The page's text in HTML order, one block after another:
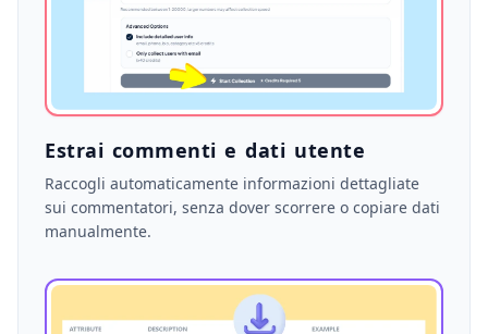
Estrai commenti e dati utente
Raccogli automaticamente informazioni dettagliate
sui commentatori, senza dover scorrere o copiare dati
manualmente.